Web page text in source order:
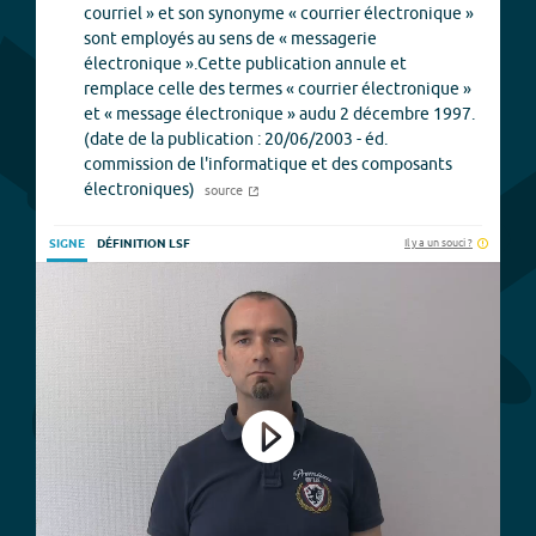
courriel » et son synonyme « courrier électronique »
sont employés au sens de « messagerie
électronique ».Cette publication annule et
remplace celle des termes « courrier électronique »
et « message électronique » audu 2 décembre 1997.
(date de la publication : 20/06/2003 - éd.
commission de l'informatique et des composants
électroniques)
source
SIGNE DÉFINITION LSF Il y a un souci ?
Play